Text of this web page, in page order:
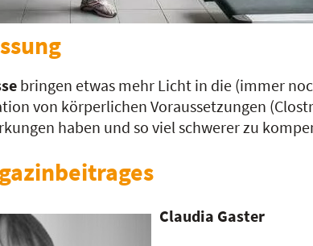
bringen etwas mehr Licht in die (immer
von körperlichen Voraussetzungen
haben und so viel schwerer zu
Claudia Gaster